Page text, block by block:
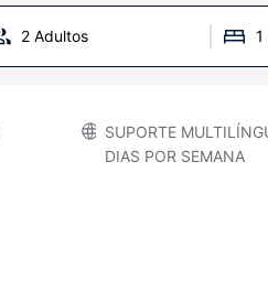
2 Adultos 1
SUPORTE
DIAS POR SEMANA